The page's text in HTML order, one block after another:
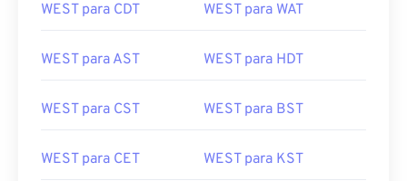
WEST para CDT WEST para WAT
WEST para AST WEST para HDT
WEST para CST WEST para BST
WEST para CET WEST para KST